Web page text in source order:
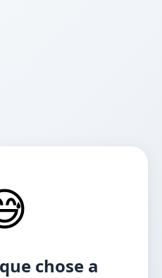
chose a